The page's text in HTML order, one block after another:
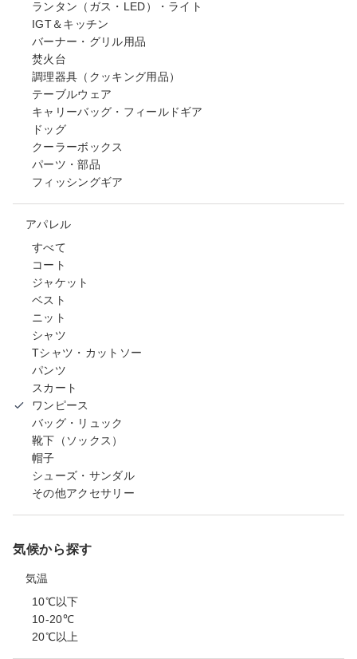
ランタン（ガス・LED）・ライト
IGT＆キッチン
バーナー・グリル用品
焚火台
調理器具（クッキング用品）
テーブルウェア
キャリーバッグ・フィールドギア
ドッグ
クーラーボックス
パーツ・部品
フィッシングギア
アパレル
すべて
コート
ジャケット
ベスト
ニット
シャツ
Tシャツ・カットソー
パンツ
スカート
ワンピース
バッグ・リュック
靴下（ソックス）
帽子
シューズ・サンダル
その他アクセサリー
気候から探す
気温
10℃以下
10-20℃
20℃以上